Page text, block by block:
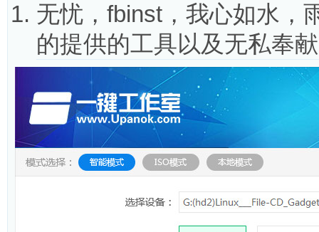
无忧，fbinst，我心如水，
的提供的工具以及无私奉